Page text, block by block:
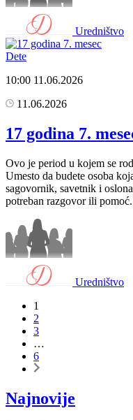
Uredništvo
Dete
10:00 11.06.2026
11.06.2026
17 godina 7.
Ovo je period u kojem se
Umesto da budete osoba
sagovornik, savetnik i
potreban razgovor ili pomoć.
Uredništvo
1
2
3
…
6
Najnovije